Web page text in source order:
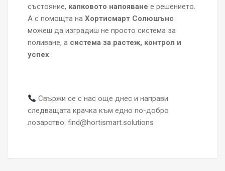
състояние, капковото напояване е решението.
А с помощта на Хортисмарт Солюшънс
можеш да изградиш не просто система за
поливане, а система за растеж, контрол и
успех.
Свържи се с нас още днес и направи
следващата крачка към едно по-добро
лозарство: find@hortismart.solutions